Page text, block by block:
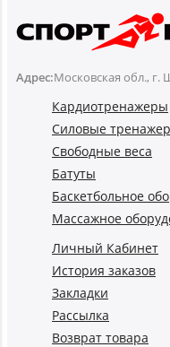
Адрес:Московская обл., г.
Кардиотренажеры
Силовые
Свободные веса
Батуты
Баскетбольное
Массажное
Личный Кабинет
История заказов
Закладки
Рассылка
Возврат товара